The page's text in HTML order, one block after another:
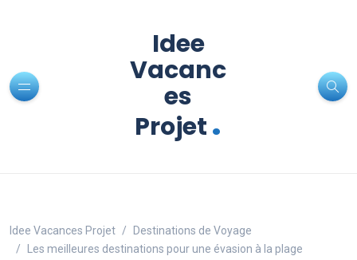
Idee
Vacanc
es
Projet.
Idee Vacances Projet
Destinations de Voyage
Les meilleures destinations pour une évasion à la plage